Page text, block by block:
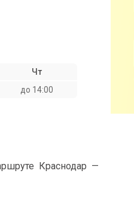
Чт
до 14:00
Краснодар —